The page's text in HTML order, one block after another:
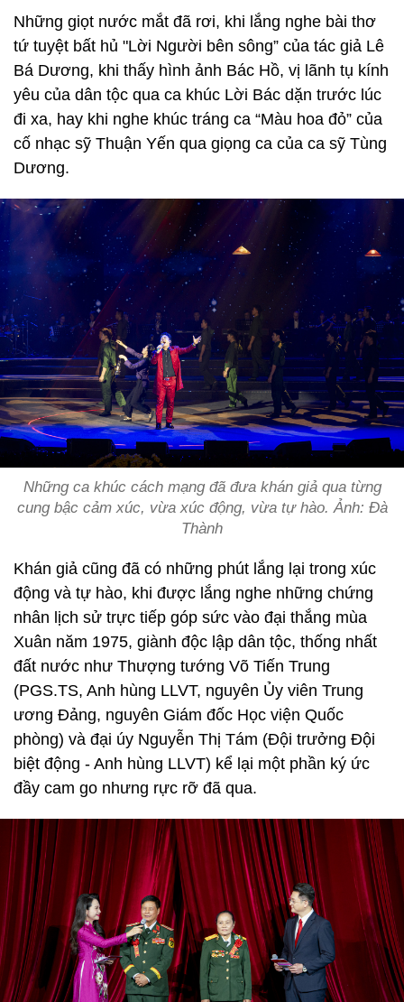
Những giọt nước mắt đã rơi, khi lắng nghe bài thơ
tứ tuyệt bất hủ "Lời Người bên sông” của tác giả Lê
Bá Dương, khi thấy hình ảnh Bác Hồ, vị lãnh tụ kính
yêu của dân tộc qua ca khúc Lời Bác dặn trước lúc
đi xa, hay khi nghe khúc tráng ca “Màu hoa đỏ” của
cố nhạc sỹ Thuận Yến qua giọng ca của ca sỹ Tùng
Dương.
Những ca khúc cách mạng đã đưa khán giả qua từng
cung bậc cảm xúc, vừa xúc động, vừa tự hào. Ảnh: Đà
Thành
Khán giả cũng đã có những phút lắng lại trong xúc
động và tự hào, khi được lắng nghe những chứng
nhân lịch sử trực tiếp góp sức vào đại thắng mùa
Xuân năm 1975, giành độc lập dân tộc, thống nhất
đất nước như Thượng tướng Võ Tiến Trung
(PGS.TS, Anh hùng LLVT, nguyên Ủy viên Trung
ương Đảng, nguyên Giám đốc Học viện Quốc
phòng) và đại úy Nguyễn Thị Tám (Đội trưởng Đội
biệt động - Anh hùng LLVT) kể lại một phần ký ức
đầy cam go nhưng rực rỡ đã qua.